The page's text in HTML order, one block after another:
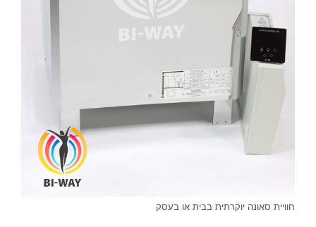
חוויית סאונה יוקרתית בבית או בעסק